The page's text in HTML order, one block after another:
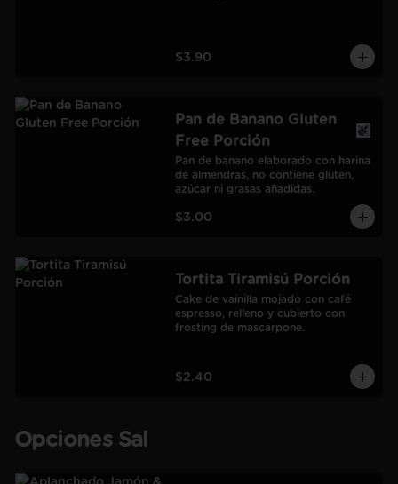
$3.90
Pan de Banano Gluten
Free Porción
Pan de banano elaborado con harina
de almendras, no contiene gluten,
azúcar ni grasas añadidas.
$3.00
Tortita Tiramisú Porción
Cake de vainilla mojado con café
espresso, relleno y cubierto con
frosting de mascarpone.
$2.40
Opciones Sal